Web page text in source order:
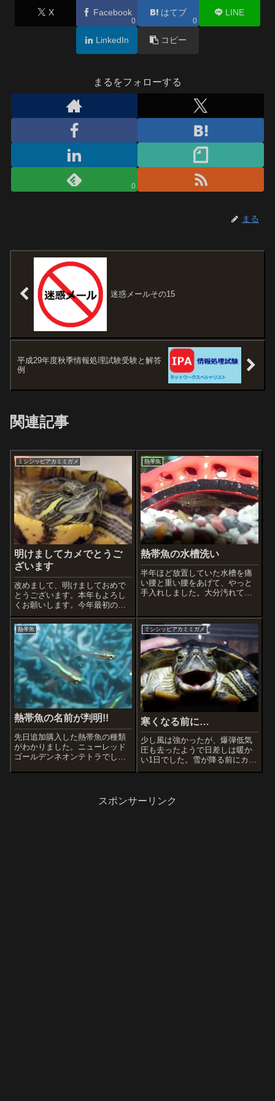
X Facebook
0
はてブ
0
LINE
LinkedIn コピー
まるをフォローする
0
まる
迷惑メールその15
平成29年度秋季情報処理試験受験と解答
例
関連記事
ミシシッピアカミミガメ
明けましてカメでとうご
ざいます
改めまして、明けましておめで
とうございます。本年もよろし
くお願いします。今年最初の記
事は、カメです。21年目、まだ
まだ元気です。手の上で暴れま
わる動画も。
熱帯魚
熱帯魚の水槽洗い
半年ほど放置していた水槽を痛
い腰と重い腰をあげて、やっと
手入れしました。大分汚れてい
ったなぁ…ニューレッドゴール
デンネオンテトラはいつの間に
か1匹になっているし、他の4匹
は跡形もないし...
熱帯魚
熱帯魚の名前が判明!!
先日追加購入した熱帯魚の種類
がわかりました。ニューレッド
ゴールデンネオンテトラでし
うまく育たないなぁ…ミックス
バルーンモーリー（成魚）×2匹
ミシシッピアカミミガメ
寒くなる前に…
少し風は強かったが、爆弾低気
圧も去ったようで日差しは暖か
い1日でした。雪が降る前にカメ
をきれいにしようと思い、午後
に体長を図りましたがこれ以上
スポンサーリンク